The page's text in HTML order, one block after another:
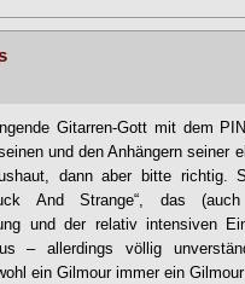
Gitarren-Gott mit dem
und den Anhängern seiner
dann aber bitte richtig.
And Strange“, das
und der relativ intensiven
– allerdings völlig
ein Gilmour immer ein